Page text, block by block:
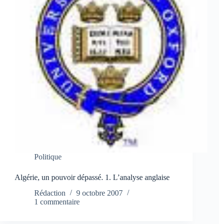
Politique
Algérie, un pouvoir dépassé. 1. L’analyse anglaise
Rédaction
9 octobre 2007
1 commentaire